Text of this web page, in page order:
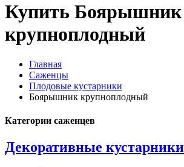
Купить Боярышник
крупноплодный
Главная
Саженцы
Плодовые кустарники
Боярышник крупноплодный
Категории саженцев
Декоративные